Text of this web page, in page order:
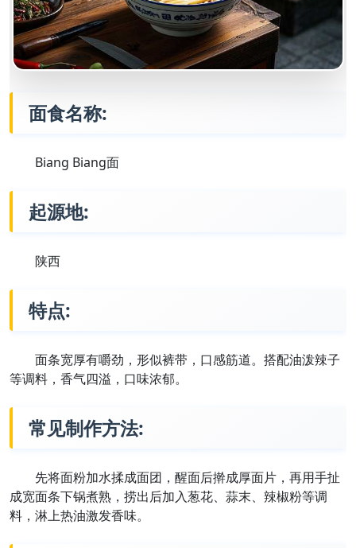
面食名称:
Biang Biang面
起源地:
陕西
特点:
面条宽厚有嚼劲，形似裤带，口感筋道。搭配油泼辣子
等调料，香气四溢，口味浓郁。
常见制作方法:
先将面粉加水揉成面团，醒面后擀成厚面片，再用手扯
成宽面条下锅煮熟，捞出后加入葱花、蒜末、辣椒粉等调
料，淋上热油激发香味。